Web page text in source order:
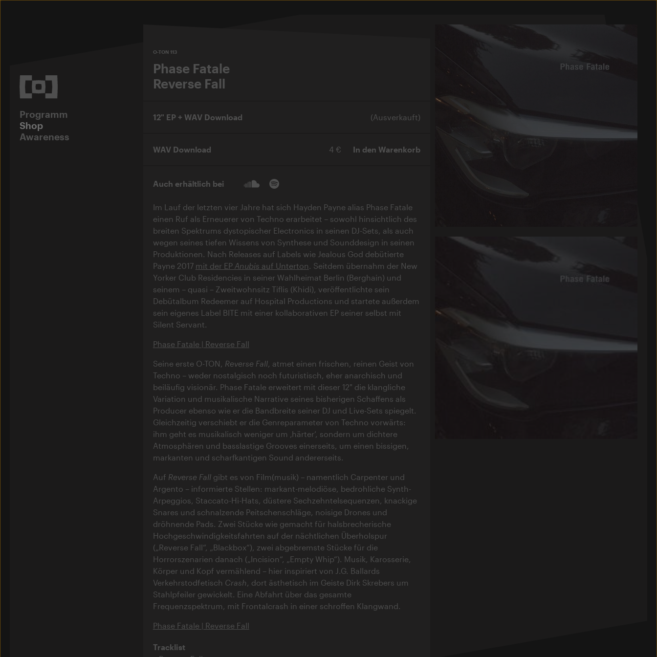
Programm
Shop
Awareness
O-TON 113
Phase Fatale
Reverse Fall
12" EP + WAV Download (Ausverkauft)
WAV Download 4 € In den Warenkorb
Auch erhältlich bei
Im Lauf der letzten vier Jahre hat sich Hayden Payne alias Phase Fatale
einen Ruf als Erneuerer von Techno erarbeitet – sowohl hinsichtlich des
breiten Spektrums dystopischer Electronics in seinen DJ-Sets, als auch
wegen seines tiefen Wissens von Synthese und Sounddesign in seinen
Produktionen. Nach Releases auf Labels wie Jealous God debütierte
Payne 2017 mit der EP Anubis auf Unterton . Seitdem übernahm der New
Yorker Club Residencies in seiner Wahlheimat Berlin (Berghain) und
seinem – quasi – Zweitwohnsitz Tiflis (Khidi), veröffentlichte sein
Debütalbum Redeemer auf Hospital Productions und startete außerdem
sein eigenes Label BITE mit einer kollaborativen EP seiner selbst mit
Silent Servant.
Phase Fatale | Reverse Fall
Seine erste O-TON, Reverse Fall, atmet einen frischen, reinen Geist von
Techno – weder nostalgisch noch futuristisch, eher anarchisch und
beiläufig visionär. Phase Fatale erweitert mit dieser 12" die klangliche
Variation und musikalische Narrative seines bisherigen Schaffens als
Producer ebenso wie er die Bandbreite seiner DJ und Live-Sets spiegelt.
Gleichzeitig verschiebt er die Genreparameter von Techno vorwärts:
ihm geht es musikalisch weniger um ‚härter‘, sondern um dichtere
Atmosphären und basslastige Grooves einerseits, um einen bissigen,
markanten und scharfkantigen Sound andererseits.
Auf Reverse Fallgibt es von Film(musik) – namentlich Carpenter und
Argento – informierte Stellen: markant-melodiöse, bedrohliche Synth-
Arpeggios, Staccato-Hi-Hats, düstere Sechzehntelsequenzen, knackige
Snares und schnalzende Peitschenschläge, noisige Drones und
dröhnende Pads. Zwei Stücke wie gemacht für halsbrecherische
Hochgeschwindigkeitsfahrten auf der nächtlichen Überholspur
(„Reverse Fall“, „Blackbox“), zwei abgebremste Stücke für die
Horrorszenarien danach („Incision“, „Empty Whip“). Musik, Karosserie,
Körper und Kopf vermählend – hier inspiriert von J.G. Ballards
Verkehrstodfetisch Crash , dort ästhetisch im Geiste Dirk Skrebers um
Stahlpfeiler gewickelt. Eine Abfahrt über das gesamte
Frequenzspektrum, mit Frontalcrash in einer schroffen Klangwand.
Phase Fatale | Reverse Fall
Tracklist